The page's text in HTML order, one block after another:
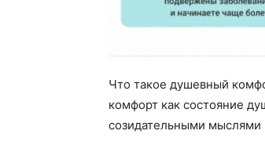
Что такое душевный
комфорт как состояние
созидательными мыслями